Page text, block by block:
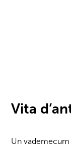
Vita
Un